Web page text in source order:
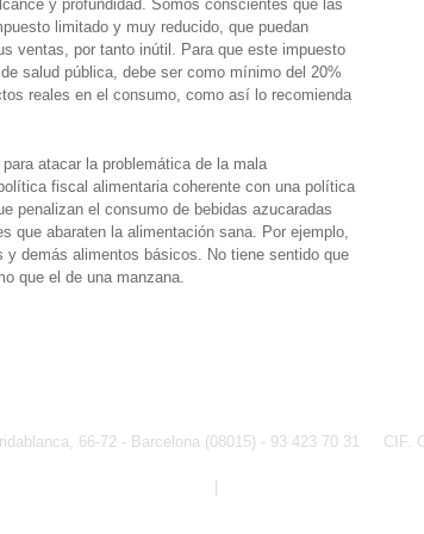
y profundidad. Somos conscientes que las
limitado y muy reducido, que puedan
ventas, por tanto inútil. Para que este impuesto
salud pública, debe ser como mínimo del 20%
reales en el consumo, como así lo recomienda
atacar la problemática de la mala
fiscal alimentaria coherente con una política
penalizan el consumo de bebidas azucaradas
que abaraten la alimentación sana. Por ejemplo,
demás alimentos básicos. No tiene sentido que
que el de una manzana.
66-72 - Barcelona (08015) - 93 423 70 31 CIF.